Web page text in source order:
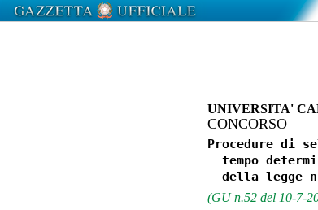
UNIVERSITA'
CONCORSO
Procedure di
tempo
(GU n.52 del 10-7-